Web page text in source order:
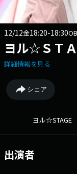
12/12金18:20-18:30
ヨル☆ＳＴ
詳細情報を見る
シェア
ヨル☆STAGE
出演者